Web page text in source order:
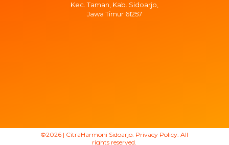
Kec. Taman, Kab. Sidoarjo,
Jawa Timur 61257
©2026 | CitraHarmoni Sidoarjo. Privacy Policy . All
rights reserved.